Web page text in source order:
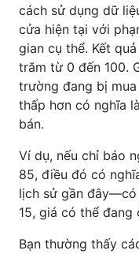
cách sử dụng dữ
cửa hiện tại với
gian cụ thể. Kết
trăm từ 0 đến 100.
trường đang bị
thấp hơn có nghĩa
bán.
Ví dụ, nếu chỉ báo
85, điều đó có
lịch sử gần đây—có
15, giá có thể đang
Bạn thường thấy